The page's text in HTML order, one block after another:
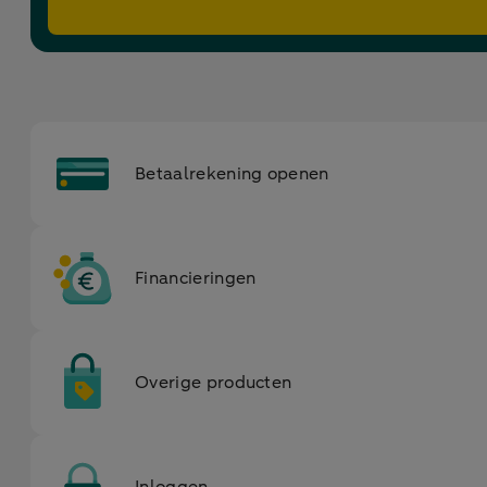
Betaalrekening openen
Financieringen
Overige producten